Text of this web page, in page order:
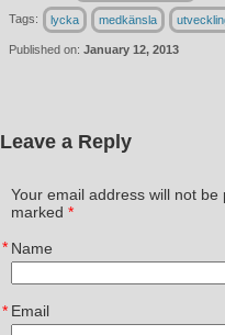
Tags: lycka medkänsla
Published on: January 12, 2013
Leave a Reply
Your email address will not
marked *
Name
*
Email
*